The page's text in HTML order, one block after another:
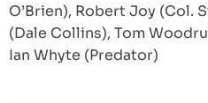
O’Brien), Robert Joy (Col.
(Dale Collins), Tom
Ian Whyte (Predator)